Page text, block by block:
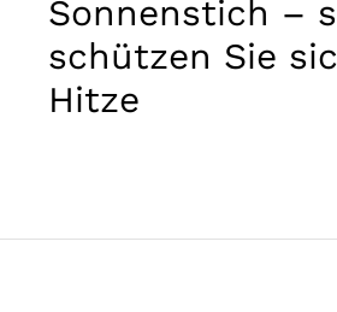
Sonnenstich –
schützen Sie
Hitze
Ihre